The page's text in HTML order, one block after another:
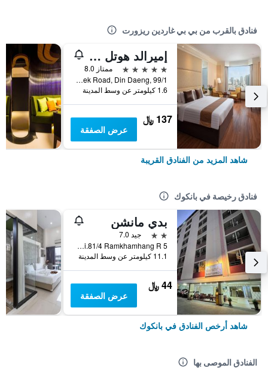
فنادق بالقرب من بي بي غاردين ريزورت
إميرالد هوتل بانكوك
5 نجوم
ممتاز 8.0
Ratchadapisek Road, Din Daeng, 99/1, بانكوك, تايلاند
1.6 كيلومتر عن وسط المدينة
137 ﷼
عرض الصفقة
شاهد المزيد من الفنادق القريبة
فنادق رخيصة في بانكوك
بدي مانشن
2 نجمتين
جيد 7.0
5 Soi.81/4 Ramkhamhang R., بانكوك, تايلاند
11.1 كيلومتر عن وسط المدينة
44 ﷼
عرض الصفقة
شاهد أرخص الفنادق في بانكوك
الفنادق الموصى بها